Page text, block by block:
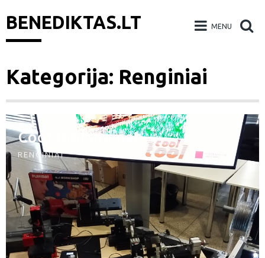
BENEDIKTAS.LT MENU
content
Kategorija: Renginiai
Cool tool unimat
RENGINIAI